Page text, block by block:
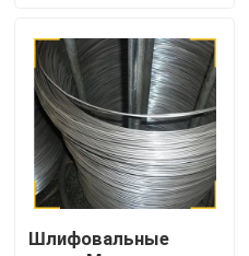
Экскурсия по заводу
Контроль качества
Свяжитесь с нами
Шлифовальные